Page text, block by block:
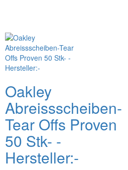
Oakley
Abreissscheiben-
Tear Offs Proven
50 Stk- -
Hersteller:-